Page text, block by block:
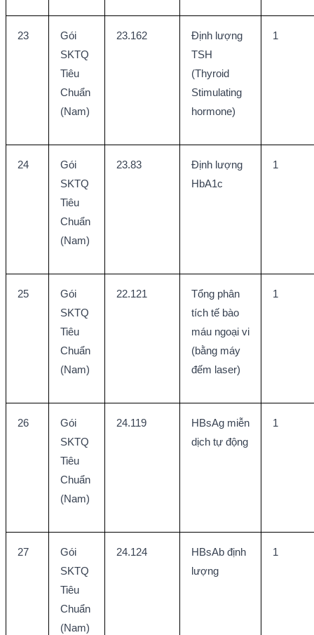
23
Gói
SKTQ
Tiêu
Chuẩn
(Nam)
23.162
Định lượng
TSH
(Thyroid
Stimulating
hormone)
1
24
Gói
SKTQ
Tiêu
Chuẩn
(Nam)
23.83
Định lượng
HbA1c
1
25
Gói
SKTQ
Tiêu
Chuẩn
(Nam)
22.121
Tổng phân
tích tế bào
máu ngoại vi
(bằng máy
đếm laser)
1
26
Gói
SKTQ
Tiêu
Chuẩn
(Nam)
24.119
HBsAg miễn
dịch tự động
1
27
Gói
SKTQ
Tiêu
Chuẩn
(Nam)
24.124
HBsAb định
lượng
1